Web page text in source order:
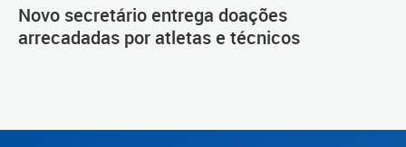
Novo secretário entrega doações
arrecadadas por atletas e técnicos